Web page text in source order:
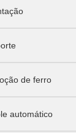
de ferro
automático